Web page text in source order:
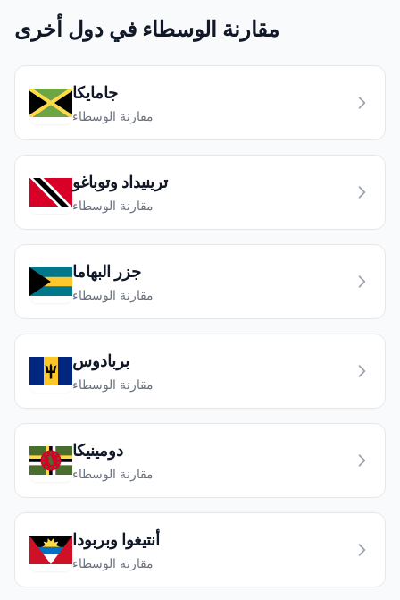
مقارنة الوسطاء في دول أخرى
جامايكا
مقارنة الوسطاء
ترينيداد وتوباغو
مقارنة الوسطاء
جزر البهاما
مقارنة الوسطاء
بربادوس
مقارنة الوسطاء
دومينيكا
مقارنة الوسطاء
أنتيغوا وبربودا
مقارنة الوسطاء